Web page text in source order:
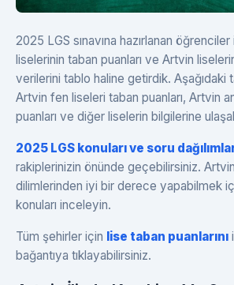
2025 LGS sınavına hazırlanan
liselerinin taban puanları ve Artvin
verilerini tablo haline getirdik. Aşağıdaki
Artvin fen liseleri taban puanları, Artvin
puanları ve diğer liselerin bilgilerine
2025 LGS konuları ve soru
rakiplerinizin önünde geçebilirsiniz.
dilimlerinden iyi bir derece yapabilmek
konuları inceleyin.
Tüm şehirler için lise taban puanlarını
bağantıya tıklayabilirsiniz.